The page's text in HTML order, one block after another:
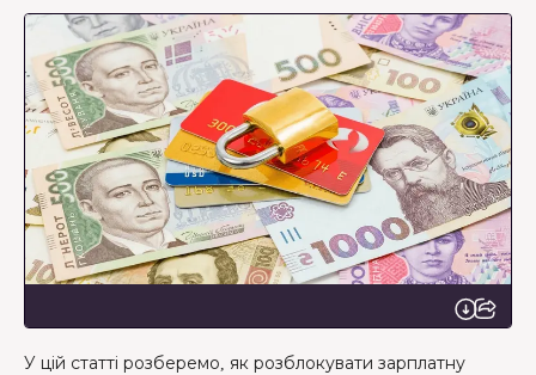
У цій статті розберемо, як розблокувати зарплатну